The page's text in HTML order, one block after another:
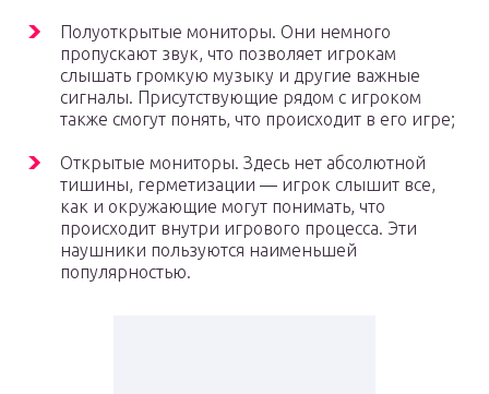
Полуоткрытые мониторы. Они немного
пропускают звук, что позволяет игрокам
слышать громкую музыку и другие важные
сигналы. Присутствующие рядом с игроком
также смогут понять, что происходит в его игре;
Открытые мониторы. Здесь нет абсолютной
тишины, герметизации — игрок слышит все,
как и окружающие могут понимать, что
происходит внутри игрового процесса. Эти
наушники пользуются наименьшей
популярностью.